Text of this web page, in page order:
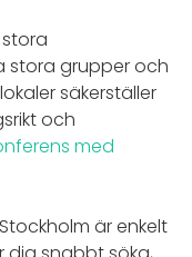
stora grupper och
säkerställer
och
med
är enkelt